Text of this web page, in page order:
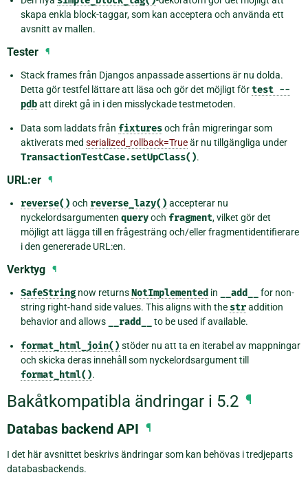
skapa enkla block-taggar, som kan acceptera och använda ett
avsnitt av mallen.
Tester ¶
Stack frames från Djangos anpassade assertions är nu dolda.
Detta gör testfel lättare att läsa och gör det möjligt förtest --
pdbatt direkt gå in i den misslyckade testmetoden.
Data som laddats från fixturesoch från migreringar som
aktiverats med serialized_rollback=Trueär nu tillgängliga under
TransactionTestCase.setUpClass().
URL:er ¶
reverse() och reverse_lazy() accepterar nu
nyckelordsargumenten queryoch fragment, vilket gör det
möjligt att lägga till en frågesträng och/eller fragmentidentifierare
i den genererade URL:en.
Verktyg ¶
SafeString now returnsNotImplemented in __add__
for non-
string right-hand side values. This aligns with the straddition
behavior and allows
__radd__ to be used if available.
format_html_join() stöder nu att ta en iterabel av mappningar
och skicka deras innehåll som nyckelordsargument till
format_html().
Bakåtkompatibla ändringar i 5.2 ¶
Databas backend API ¶
I det här avsnittet beskrivs ändringar som kan behövas i tredjeparts
databasbackends.